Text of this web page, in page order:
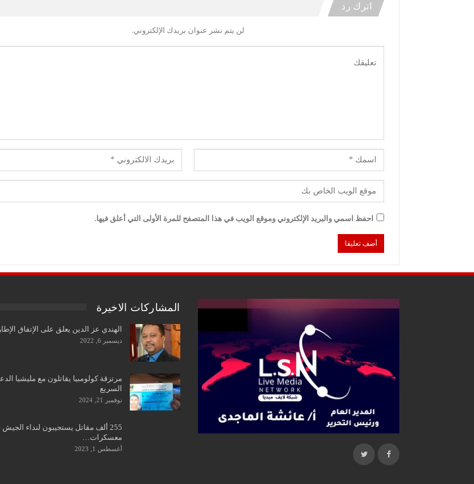
اترك رد
لن يتم نشر عنوان بريدك الإلكتروني.
احفظ اسمي والبريد الإلكتروني وموقع الويب في هذا المتصفح للمرة الأولى التي أعلق فيها.
المشاركات الاخيرة
الهندي عز الدين يعلق على الإتفاق
ديسمبر 6, 2022
مرتزقة كولومبيا يقاتلون مع مليشيا
السريع
نوفمبر 21, 2024
255 ألف مقاتل يستجيبون لنداء
معسكرات…
أغسطس 1, 2023